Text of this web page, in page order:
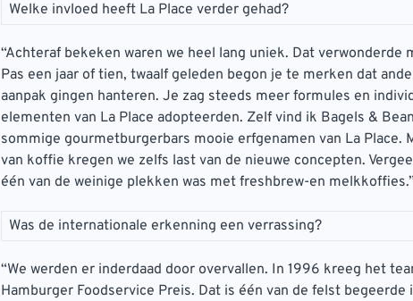
Welke invloed heeft La Place verder gehad?
“Achteraf bekeken waren we heel lang uniek. Dat verwonderde
Pas een jaar of tien, twaalf geleden begon je te merken dat
aanpak gingen hanteren. Je zag steeds meer formules en
elementen van La Place adopteerden. Zelf vind ik Bagels &
sommige gourmetburgerbars mooie erfgenamen van La Place.
van koffie kregen we zelfs last van de nieuwe concepten.
één van de weinige plekken was met freshbrew-en
Was de internationale erkenning een verrassing?
“We werden er inderdaad door overvallen. In 1996 kreeg het
Hamburger Foodservice Preis. Dat is één van de felst begeerde